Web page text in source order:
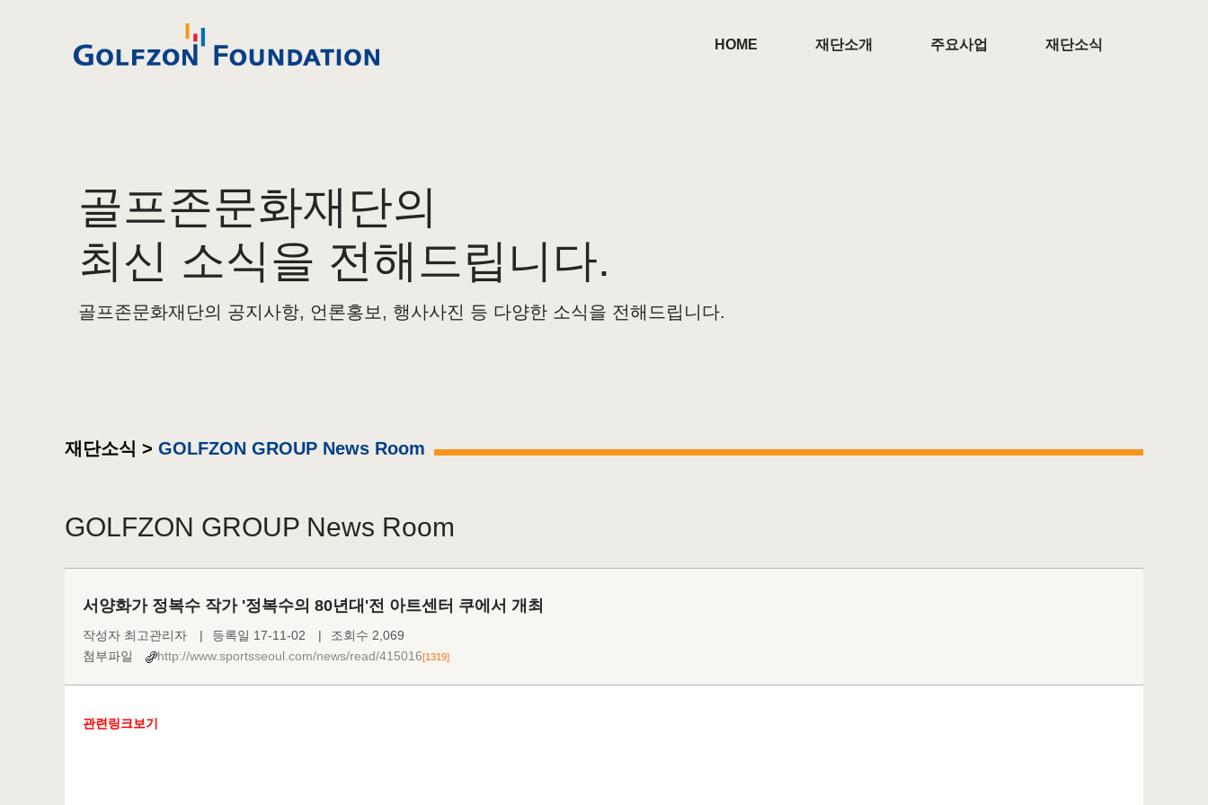
HOME 재단소개 주요사업 재단소식
골프존문화재단의
최신 소식을 전해드립니다.
골프존문화재단의 공지사항, 언론홍보, 행사사진 등 다양한 소식을 전해드립니다.
재단소식 > GOLFZON GROUP News Room
GOLFZON GROUP News Room
서양화가 정복수 작가 '정복수의 80년대'전 아트센터 쿠에서 개최
작성자 최고관리자 | 등록일 17-11-02 |
조회수 2,069
첨부파일
http://www.sportsseoul.com/news/read/415016[1319]
관련링크보기